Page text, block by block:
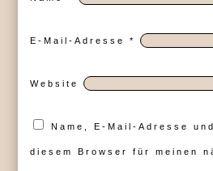
E-Mail-Adresse*
Website
Name, E-Mail-Adresse
diesem Browser für meinen